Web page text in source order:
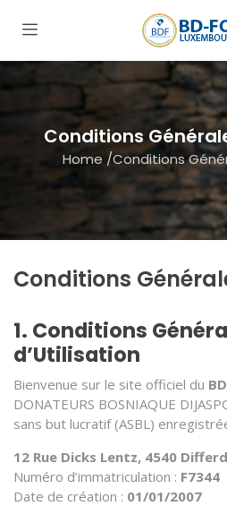
Conditions
Home /Conditions
Conditions
1. Conditions
d’Utilisation
Bienvenue sur le site officiel du
DONATEURS BOSNIAQUE
sans but lucratif (ASBL)
12 Rue Dicks Lentz, 4540
Numéro d’immatriculation : F7344
Date de création : 01/01/2007